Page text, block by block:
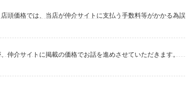
頭価格では、当店が仲介サイトに支払う手数料等がかかる為誤
仲介サイトに掲載の価格でお話を進めさせていただきます。